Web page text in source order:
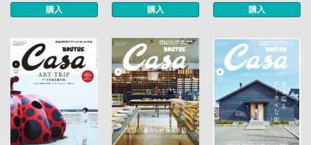
購入 購入 購入